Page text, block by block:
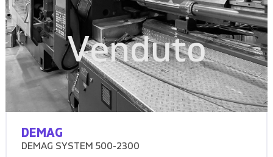
Venduto
DEMAG
DEMAG SYSTEM 500-2300